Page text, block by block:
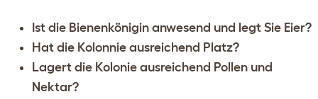
Ist die Bienenkönigin anwesend und legt Sie Eier?
Hat die Kolonnie ausreichend Platz?
Lagert die Kolonie ausreichend Pollen und
Nektar?